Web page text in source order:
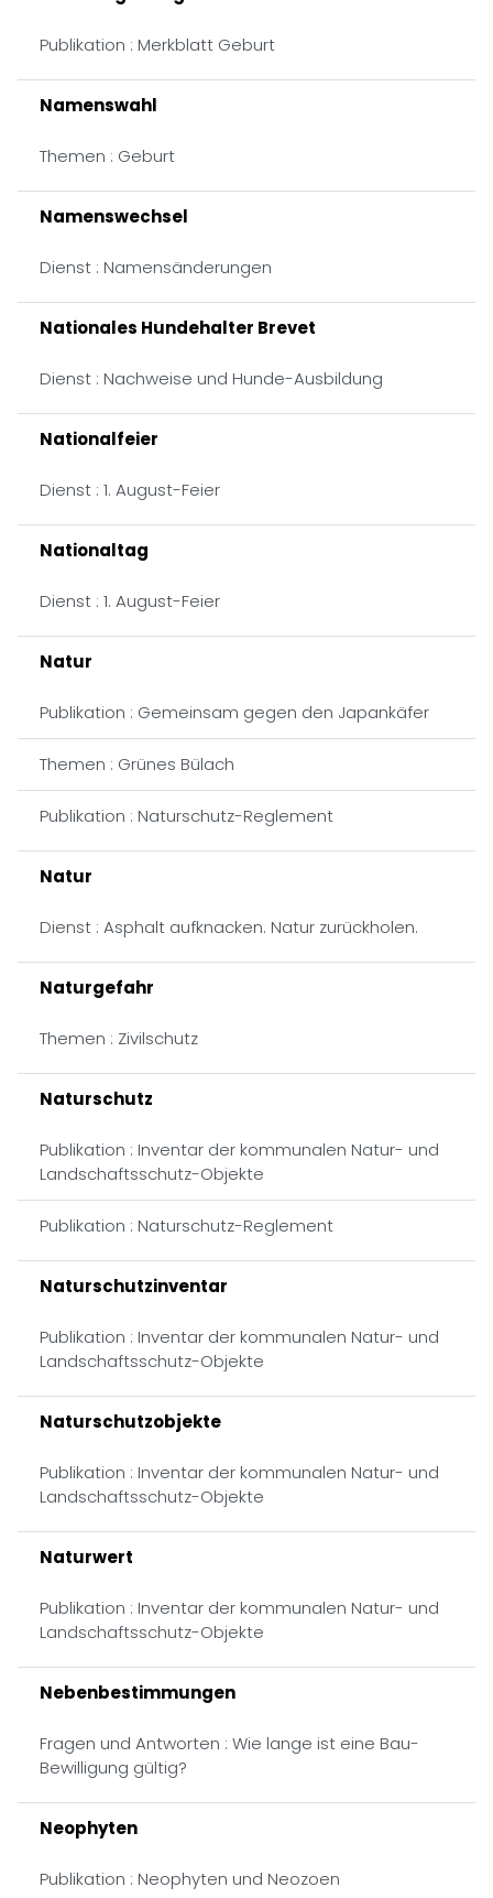
Publikation : Merkblatt Geburt
Namenswahl
Themen : Geburt
Namenswechsel
Dienst : Namensänderungen
Nationales Hundehalter Brevet
Dienst : Nachweise und Hunde-Ausbildung
Nationalfeier
Dienst : 1. August-Feier
Nationaltag
Dienst : 1. August-Feier
Natur
Publikation : Gemeinsam gegen den Japankäfer
Themen : Grünes Bülach
Publikation : Naturschutz-Reglement
Natur
Dienst : Asphalt aufknacken. Natur zurückholen.
Naturgefahr
Themen : Zivilschutz
Naturschutz
Publikation : Inventar der kommunalen Natur- und
Landschaftsschutz-Objekte
Publikation : Naturschutz-Reglement
Naturschutzinventar
Publikation : Inventar der kommunalen Natur- und
Landschaftsschutz-Objekte
Naturschutzobjekte
Publikation : Inventar der kommunalen Natur- und
Landschaftsschutz-Objekte
Naturwert
Publikation : Inventar der kommunalen Natur- und
Landschaftsschutz-Objekte
Nebenbestimmungen
Fragen und Antworten : Wie lange ist eine Bau-
Bewilligung gültig?
Neophyten
Publikation : Neophyten und Neozoen